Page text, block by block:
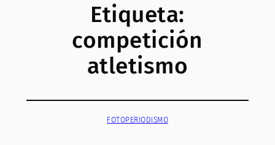
Etiqueta:
competición
atletismo
FOTOPERIODISMO